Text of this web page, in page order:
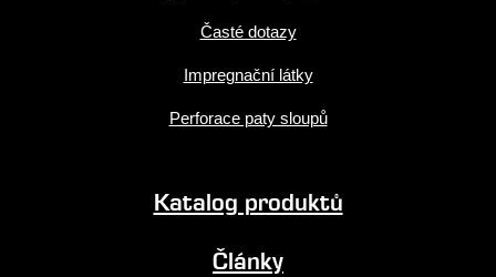
Časté dotazy
Impregnační látky
Perforace paty sloupů
Katalog produktů
Články